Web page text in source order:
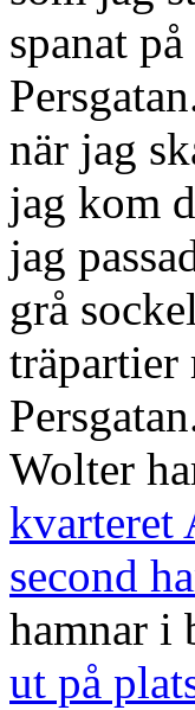
spanat
när jag
jag kom
jag
grå
träpartier
Wolter
kvarteret
second
hamnar i
ut på